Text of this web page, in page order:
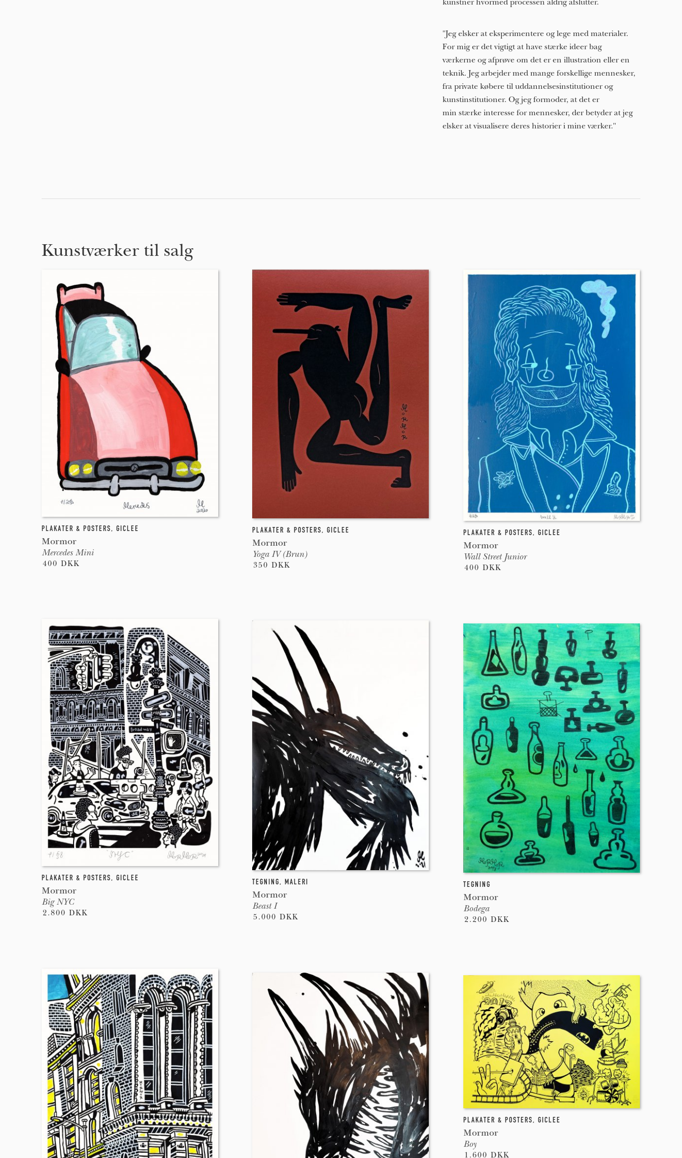
kunstner hvormed processen aldrig afslutter.
"Jeg elsker at eksperimentere og lege med materialer.
For mig er det vigtigt at have stærke ideer bag
værkerne og afprøve om det er en illustration eller en
teknik. Jeg arbejder med mange forskellige mennesker,
fra private købere til uddannelsesinstitutioner og
kunstinstitutioner. Og jeg formoder, at det er
min stærke interesse for mennesker, der betyder at jeg
elsker at visualisere deres historier i mine værker."
Kunstværker til salg
PLAKATER & POSTERS, GICLEE
Mormor
Mercedes Mini
400 DKK
PLAKATER & POSTERS, GICLEE
Mormor
Yoga IV (Brun)
350 DKK
PLAKATER & POSTERS, GICLEE
Mormor
Wall Street Junior
400 DKK
PLAKATER & POSTERS, GICLEE
Mormor
Big NYC
2.800 DKK
TEGNING, MALERI
Mormor
Beast I
5.000 DKK
TEGNING
Mormor
Bodega
2.200 DKK
PLAKATER & POSTERS, GICLEE
Mormor
Boy
1.600 DKK